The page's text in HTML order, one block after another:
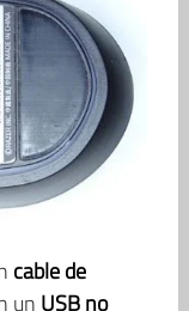
cable de
un USB no